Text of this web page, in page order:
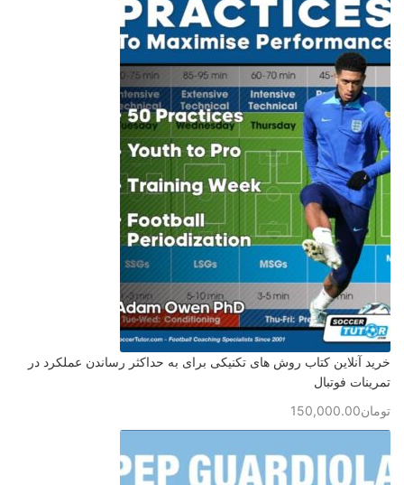
خرید آنلاین کتاب روش های تکنیکی برای به حداکثر رساندن عملکرد در
تمرینات فوتبال
تومان150,000.00